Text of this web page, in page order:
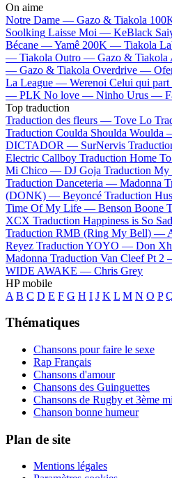
On aime
Notre Dame — Gazo & Tiakola
Soolking Laisse Moi — KeBlack
Bécane —Yamê 200K — Tiakola
— Tiakola Outro — Gazo & Tiakola
— Gazo & Tiakola Overdrive —
La League — Werenoi Celui qui
— PLK No love — Ninho Urus —
Top traduction
Traduction des fleurs — Tove Lo
Traduction Coulda Shoulda Woulda
DICTADOR — SurNervis
Electric Callboy Traduction Home
Mi Chico — DJ Goja Traduction
Traduction Danceteria — Madonna
(DONK) — Beyoncé Traduction
Time Of My Life — Benson Boone
XCX Traduction Happiness is So
Traduction RMB (Ring My Bell) —
Reyez Traduction YOYO — Don
Madonna Traduction Van Cleef Pt 2
WIDE AWAKE — Chris Grey
HP mobile
A B C D E F G H I J K L M N O P
Thématiques
Chansons pour faire le sexe
Rap Français
Chansons d'amour
Chansons des Guinguettes
Chansons de Rugby et 3ème
Chanson bonne humeur
Plan de site
Mentions légales